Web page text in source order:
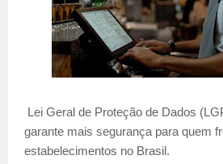
Lei Geral de Proteção de Dados
garante mais segurança para quem
estabelecimentos no Brasil.